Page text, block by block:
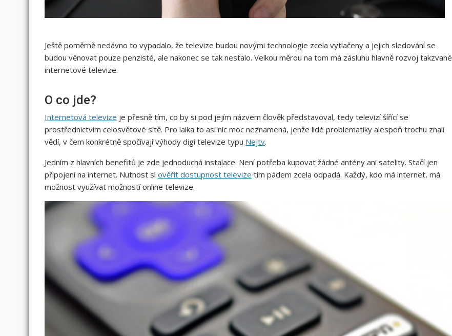
Ještě poměrně nedávno to vypadalo, že televize budou novými technologie zcela vytlačeny a jejich sledování se
budou věnovat pouze penzisté, ale nakonec se tak nestalo. Velkou měrou na tom má zásluhu hlavně rozvoj takzvané
internetové televize.
O co jde?
Internetová televize je přesně tím, co by si pod jejím názvem člověk představoval, tedy televizí šířící se
prostřednictvím celosvětové sítě. Pro laika to asi nic moc neznamená, jenže lidé problematiky alespoň trochu znalí
vědí, v čem konkrétně spočívají výhody digi televize typu Nejtv.
Jedním z hlavních benefitů je zde jednoduchá instalace. Není potřeba kupovat žádné antény ani satelity. Stačí jen
připojení na internet. Nutnost si ověřit dostupnost televize tím pádem zcela odpadá. Každý, kdo má internet, má
možnost využívat možností online televize.